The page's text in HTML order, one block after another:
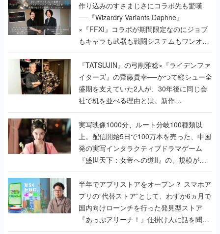
作り込みのすさまじさにコラボ先も驚嘆
──『Wizardry Variants Daphne』
×『FFXI』コラボが期間限定なのにジョブ
もキャラも武器も戦闘システムもワンオフ
で作り込まれた理由を両ディレクターに聞
く
『TATSUJIN』の弓削雅稔×『ライデンファ
イターズ』の齋藤貴幸──かつて縦シュー全
盛期を支えていた2人が、30年後に同じ会
社で机を並べる理由とは。新作
『TATSUJIN EXTREME』で初タッグを組
んだレジェンド2人に訊く開発秘話
実写映像1000分、ルート分岐100種類以
上。配信開始5日で100万本を売った、中国
発の実写インタラクティブドラマゲーム
『盛世天下：女帝への道II』の、規模が違
うこだわりをプロデューサーに聞いた
半年でアプリストアをオープン？ スマホア
プリの“代替ストア”として、わずか6ヵ月で
国内向けローンチを行った発見型ストア
『あっぷアリーナ！』仕掛け人に話を聞い
てみた